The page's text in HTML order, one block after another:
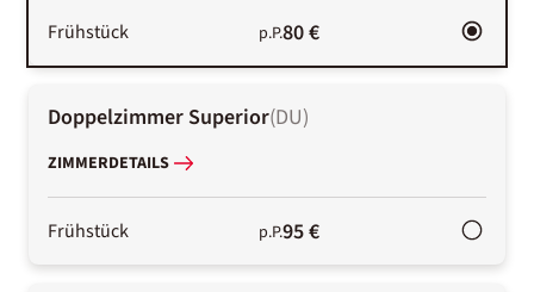
Frühstück p.P.80 €
Doppelzimmer Superior(DU)
ZIMMERDETAILS
Frühstück p.P.95 €